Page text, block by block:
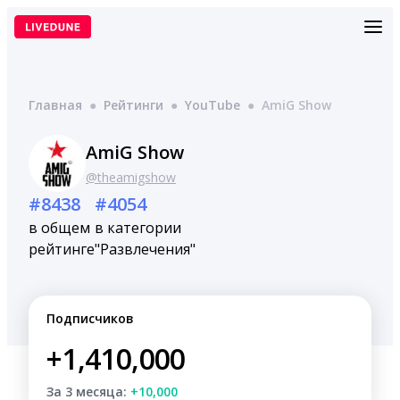
Перейти
Главная ● Рейтинги ● YouTube ● AmiG Show
AmiG Show
@theamigshow
#8438
в общем
рейтинге
#4054
в категории
"Развлечения"
Подписчиков
+1,410,000
За 3 месяца: +10,000